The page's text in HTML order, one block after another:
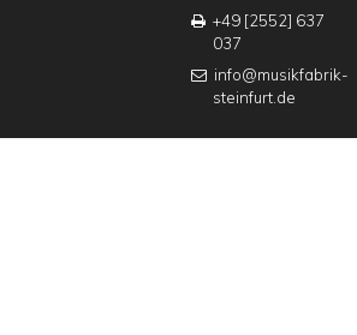
+49 [2552] 637
037
info@musikfabrik-
steinfurt.de